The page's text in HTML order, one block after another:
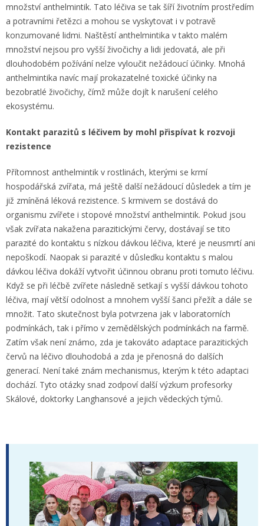
množství anthelmintik. Tato léčiva se tak šíří životním prostředím
a potravními řetězci a mohou se vyskytovat i v potravě
konzumované lidmi. Naštěstí anthelmintika v takto malém
množství nejsou pro vyšší živočichy a lidi jedovatá, ale při
dlouhodobém požívání nelze vyloučit nežádoucí účinky. Mnohá
anthelmintika navíc mají prokazatelné toxické účinky na
bezobratlé živočichy, čímž může dojít k narušení celého
ekosystému.
Kontakt parazitů s léčivem by mohl přispívat k rozvoji
rezistence
Přítomnost anthelmintik v rostlinách, kterými se krmí
hospodářská zvířata, má ještě další nežádoucí důsledek a tím je
již zmíněná léková rezistence. S krmivem se dostává do
organismu zvířete i stopové množství anthelmintik. Pokud jsou
však zvířata nakažena parazitickými červy, dostávají se tito
parazité do kontaktu s nízkou dávkou léčiva, které je neusmrtí ani
nepoškodí. Naopak si parazité v důsledku kontaktu s malou
dávkou léčiva dokáží vytvořit účinnou obranu proti tomuto léčivu.
Když se při léčbě zvířete následně setkají s vyšší dávkou tohoto
léčiva, mají větší odolnost a mnohem vyšší šanci přežít a dále se
množit. Tato skutečnost byla potvrzena jak v laboratorních
podmínkách, tak i přímo v zemědělských podmínkách na farmě.
Zatím však není známo, zda je takováto adaptace parazitických
červů na léčivo dlouhodobá a zda je přenosná do dalších
generací. Není také znám mechanismus, kterým k této adaptaci
dochází. Tyto otázky snad zodpoví další výzkum profesorky
Skálové, doktorky Langhansové a jejich vědeckých týmů.